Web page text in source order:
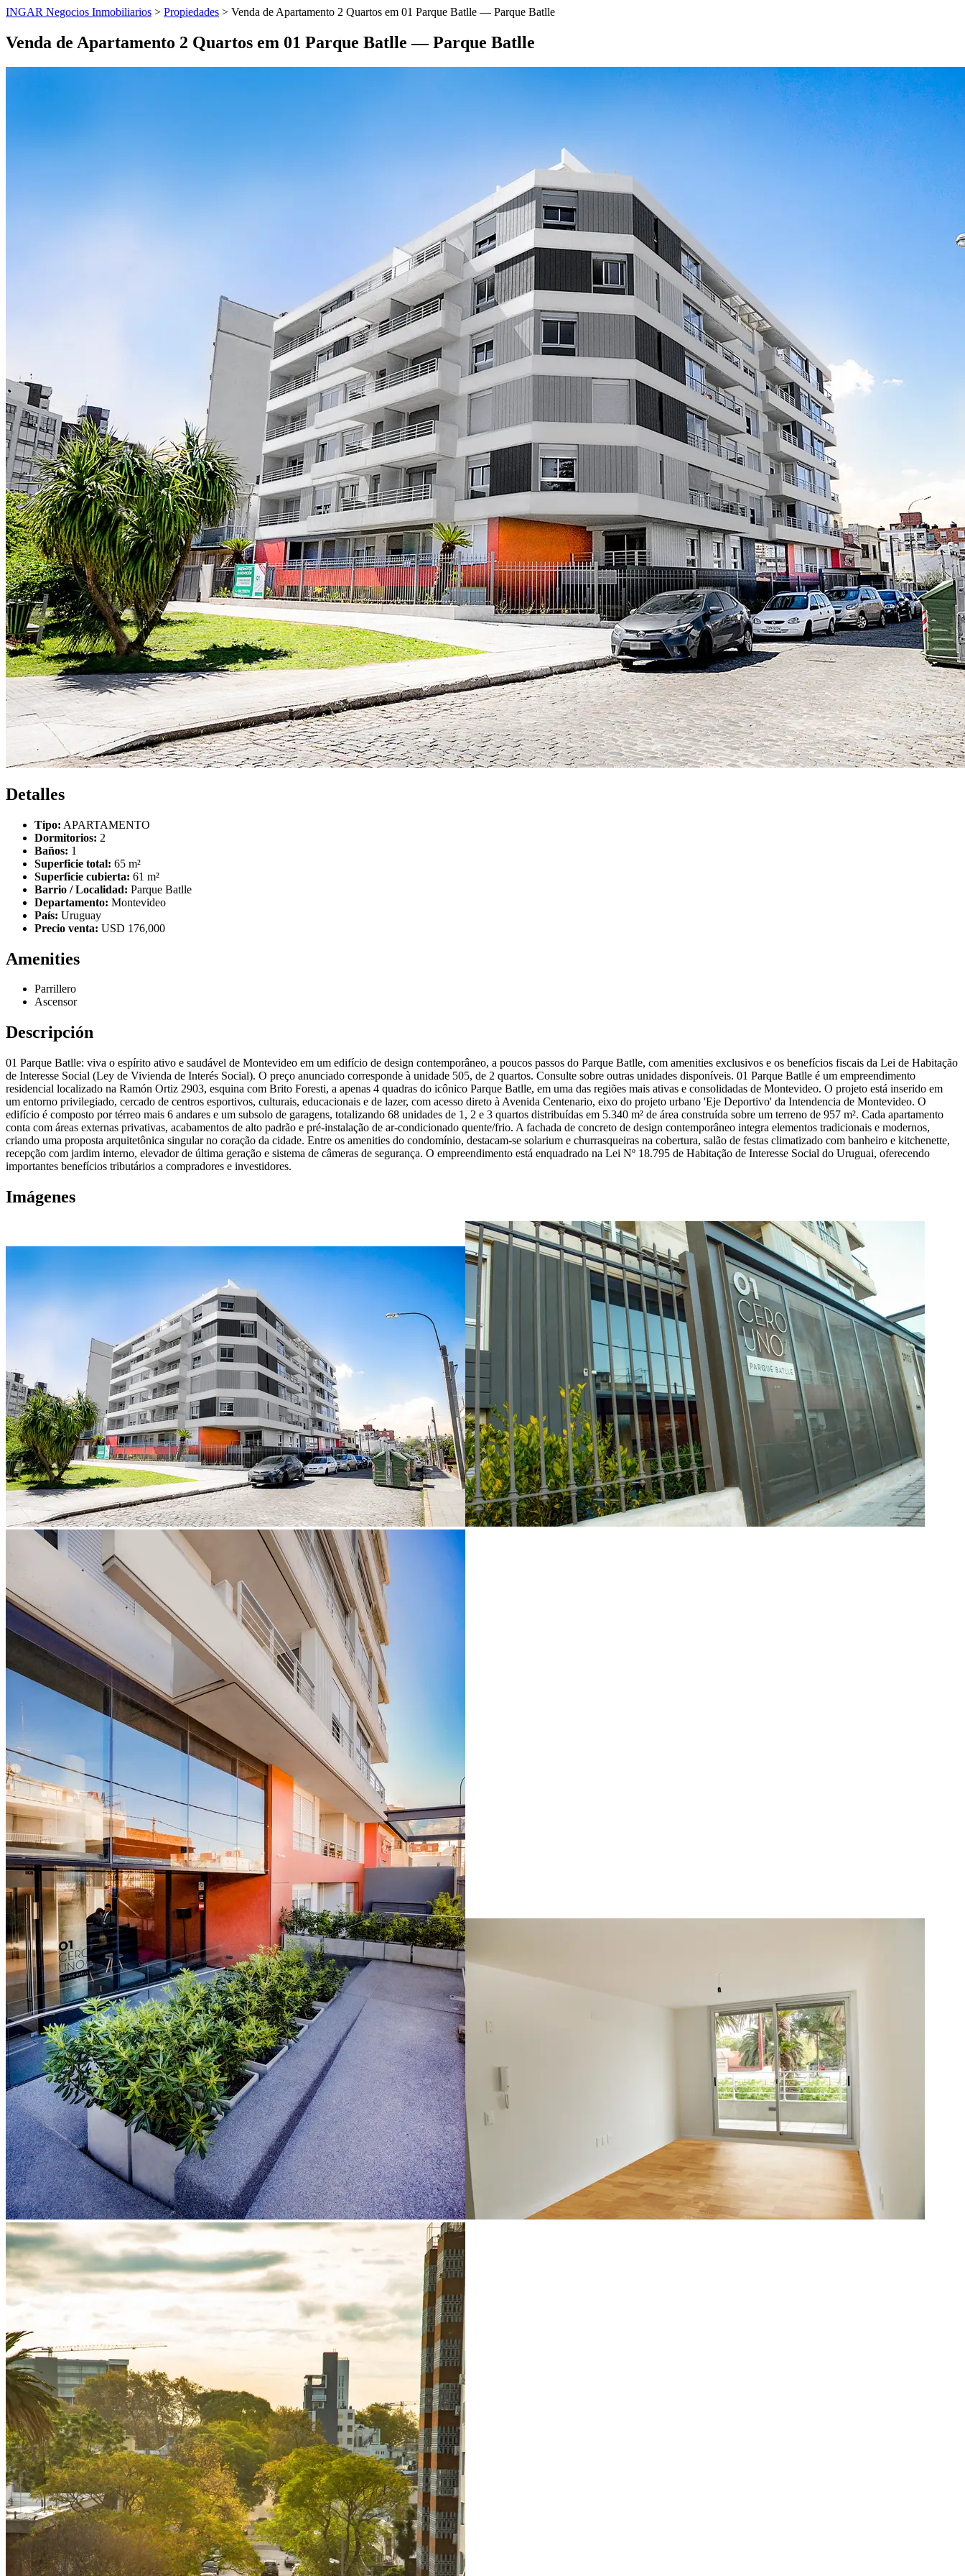
INGAR Negocios Inmobiliarios > Propiedades > Venda de Apartamento 2 Quartos em 01 Parque Batlle — Parque Batlle
Venda de Apartamento 2 Quartos em 01 Parque Batlle — Parque Batlle
Detalles
Tipo: APARTAMENTO
Dormitorios: 2
Baños: 1
Superficie total: 65 m²
Superficie cubierta: 61 m²
Barrio / Localidad: Parque Batlle
Departamento: Montevideo
País: Uruguay
Precio venta: USD 176,000
Amenities
Parrillero
Ascensor
Descripción
01 Parque Batlle: viva o espírito ativo e saudável de Montevideo em um edifício de design contemporâneo, a poucos passos do Parque Batlle, com amenities exclusivos e os benefícios fiscais da Lei de Habitação
de Interesse Social (Ley de Vivienda de Interés Social). O preço anunciado corresponde à unidade 505, de 2 quartos. Consulte sobre outras unidades disponíveis. 01 Parque Batlle é um empreendimento
residencial localizado na Ramón Ortiz 2903, esquina com Brito Foresti, a apenas 4 quadras do icônico Parque Batlle, em uma das regiões mais ativas e consolidadas de Montevideo. O projeto está inserido em
um entorno privilegiado, cercado de centros esportivos, culturais, educacionais e de lazer, com acesso direto à Avenida Centenario, eixo do projeto urbano 'Eje Deportivo' da Intendencia de Montevideo. O
edifício é composto por térreo mais 6 andares e um subsolo de garagens, totalizando 68 unidades de 1, 2 e 3 quartos distribuídas em 5.340 m² de área construída sobre um terreno de 957 m². Cada apartamento
conta com áreas externas privativas, acabamentos de alto padrão e pré-instalação de ar-condicionado quente/frio. A fachada de concreto de design contemporâneo integra elementos tradicionais e modernos,
criando uma proposta arquitetônica singular no coração da cidade. Entre os amenities do condomínio, destacam-se solarium e churrasqueiras na cobertura, salão de festas climatizado com banheiro e kitchenette,
recepção com jardim interno, elevador de última geração e sistema de câmeras de segurança. O empreendimento está enquadrado na Lei Nº 18.795 de Habitação de Interesse Social do Uruguai, oferecendo
importantes benefícios tributários a compradores e investidores.
Imágenes